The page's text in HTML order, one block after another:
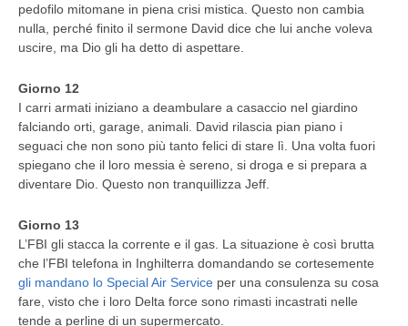
pedofilo mitomane in piena crisi mistica. Questo non cambia
nulla, perché finito il sermone David dice che lui anche voleva
uscire, ma Dio gli ha detto di aspettare.
Giorno 12
I carri armati iniziano a deambulare a casaccio nel giardino
falciando orti, garage, animali. David rilascia pian piano i
seguaci che non sono più tanto felici di stare lì. Una volta fuori
spiegano che il loro messia è sereno, si droga e si prepara a
diventare Dio. Questo non tranquillizza Jeff.
Giorno 13
L’FBI gli stacca la corrente e il gas. La situazione è così brutta
che l’FBI telefona in Inghilterra domandando se cortesemente
gli mandano lo Special Air Service per una consulenza su cosa
fare, visto che i loro Delta force sono rimasti incastrati nelle
tende a perline di un supermercato.